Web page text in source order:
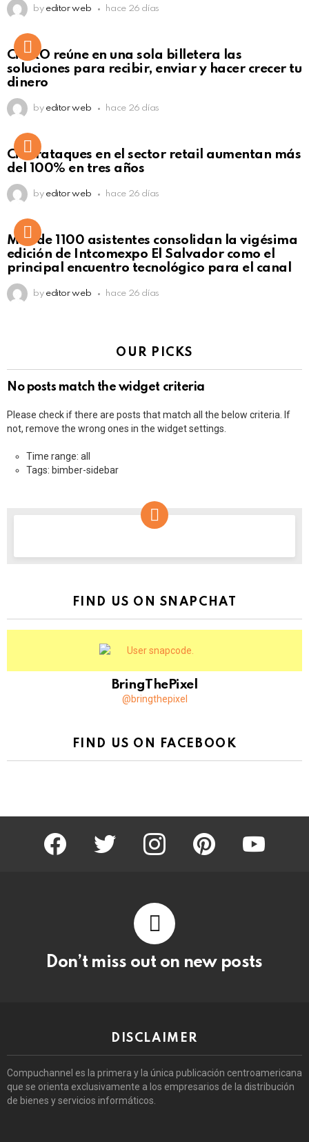
by editor web hace 26 días
Not Safe For Work
Click to view this post
CiNKO reúne en una sola billetera las
soluciones para recibir, enviar y hacer crecer tu
dinero
by editor web hace 26 días
Ciberataques en el sector retail aumentan más
del 100% en tres años
by editor web hace 26 días
Más de 1100 asistentes consolidan la vigésima
edición de Intcomexpo El Salvador como el
principal encuentro tecnológico para el canal
by editor web hace 26 días
OUR PICKS
No posts match the widget criteria
Please check if there are posts that match all the below criteria. If
not, remove the wrong ones in the widget settings.
Time range: all
Tags: bimber-sidebar
FIND US ON SNAPCHAT
BringThePixel
@bringthepixel
FIND US ON FACEBOOK
facebook twitter instagram pinterest youtube
Don’t miss out on new posts
DISCLAIMER
Compuchannel es la primera y la única publicación centroamericana
que se orienta exclusivamente a los empresarios de la distribución
de bienes y servicios informáticos.